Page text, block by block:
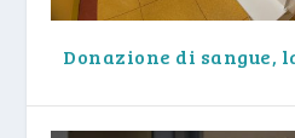
Donazione di sangue,